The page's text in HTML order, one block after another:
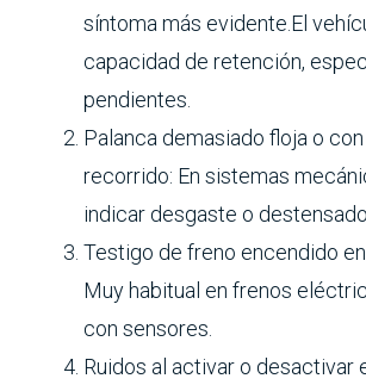
síntoma más evidente.El
capacidad de retención,
pendientes.
Palanca demasiado floja o
recorrido: En sistemas
indicar desgaste o
Testigo de freno encendido
Muy habitual en frenos
con sensores.
Ruidos al activar o desactivar